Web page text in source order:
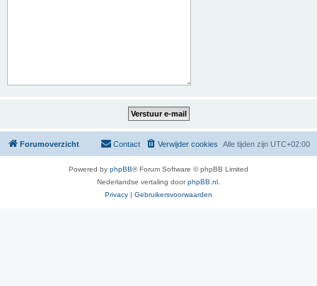
Forumoverzicht Alle tijden zijn UTC+02:00
Verwijder cookies
Contact
Powered by phpBB® Forum Software © phpBB Limited
Nederlandse vertaling doorphpBB.nl
Privacy | Gebruikersvoorwaarden